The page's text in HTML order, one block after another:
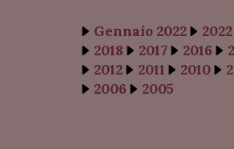
Gennaio 2022 2022
2018
2017 2016
2012
2011 2010
2006
2005